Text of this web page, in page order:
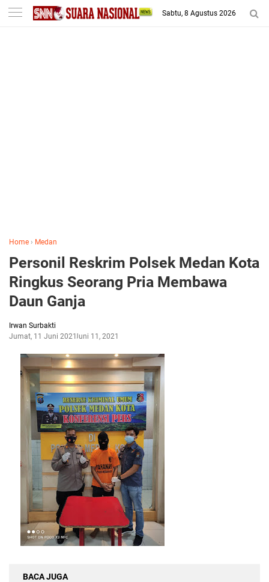
-->
Sabtu, 8 Agustus 2026
Home › Medan
Personil Reskrim Polsek Medan Kota
Ringkus Seorang Pria Membawa
Daun Ganja
Irwan Surbakti
Jumat, 11 Juni 2021 Juni 11, 2021
BACA JUGA